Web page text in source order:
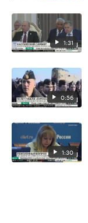
1:31
0:56
1:30